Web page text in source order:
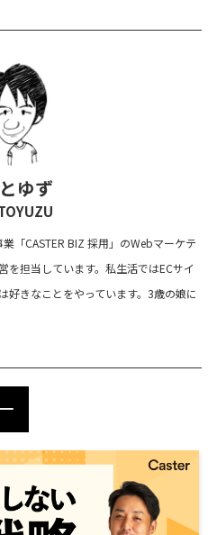
ゆず
「CASTER BIZ 採用」のWebマーケテ
を担当しています。私生活ではECサイ
好きなことをやっています。3歳の娘に